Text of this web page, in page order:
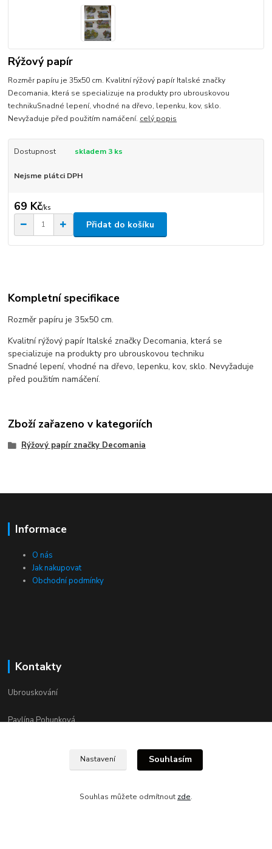
Rýžový papír
Rozměr papíru je 35x50 cm. Kvalitní rýžový papír Italské značky
Decomania, která se specializuje na produkty pro ubrouskovou
technikuSnadné lepení, vhodné na dřevo, lepenku, kov, sklo.
Nevyžaduje před použitím namáčení. celý popis
Dostupnost skladem 3 ks
Nejsme plátci DPH
69 Kč/ks
Přidat do košíku
Kompletní specifikace
Rozměr papíru je 35x50 cm.
Kvalitní rýžový papír Italské značky Decomania, která se
specializuje na produkty pro ubrouskovou techniku
Snadné lepení, vhodné na dřevo, lepenku, kov, sklo. Nevyžaduje
před použitím namáčení.
Zboží zařazeno v kategoriích
Rýžový papír značky Decomania
Informace
O nás
Jak nakupovat
Obchodní podmínky
Kontakty
Ubrouskování
Pavlína Pohunková
Nastavení Souhlasím
Souhlas můžete odmítnout zde.